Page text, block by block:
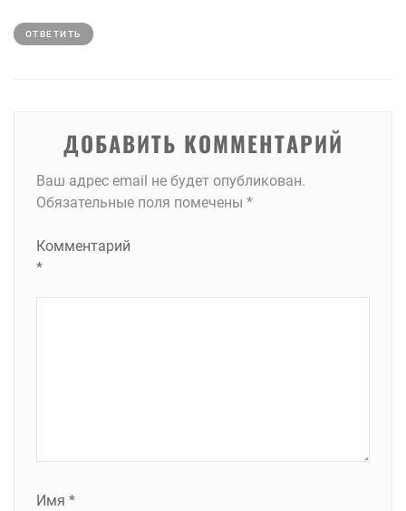
ОТВЕТИТЬ
ДОБАВИТЬ КОММЕНТАРИЙ
Ваш адрес email не будет опубликован.
Обязательные поля помечены *
Комментарий
*
Имя *